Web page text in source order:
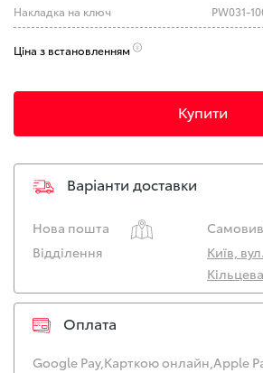
Накладка на ключ PW031-
Ціна з встановленням
Купити
Варіанти доставки
Нова пошта
Відділення
Київ,
Оплата
Google Pay,Карткою онлайн,Apple